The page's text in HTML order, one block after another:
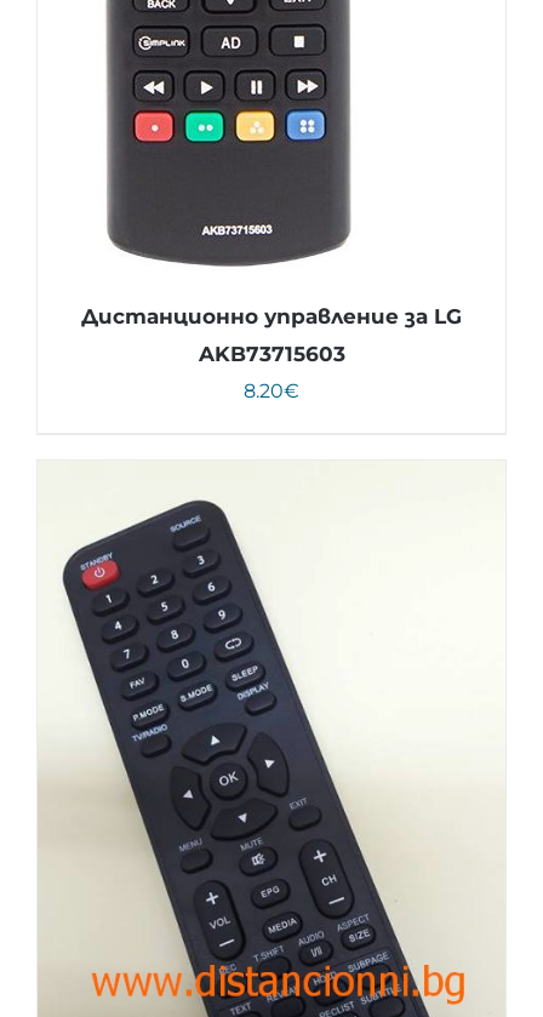
Дистанционно управление за LG
AKB73715603
8.20€